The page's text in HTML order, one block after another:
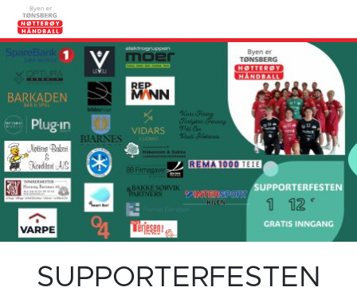
SUPPORTERFESTEN